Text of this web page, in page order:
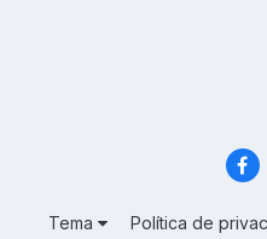
Tema Política de